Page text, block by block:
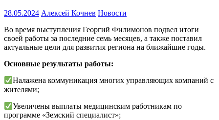
28.05.2024 Алексей Кочнев Новости
Во время выступления Георгий Филимонов подвел итоги
своей работы за последние семь месяцев, а также поставил
актуальные цели для развития региона на ближайшие годы.
Основные результаты работы:
Налажена коммуникация многих управляющих компаний с
жителями;
Увеличены выплаты медицинским работникам по
программе «Земский специалист»;